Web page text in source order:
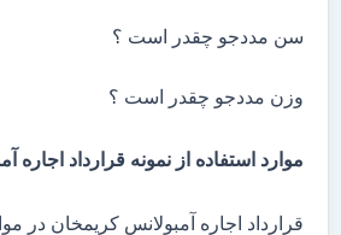
سن مددجو چقدر است ؟
وزن مددجو چقدر است ؟
موارد استفاده از نمونه قرارداد اجاره
قرارداد اجاره آمبولانس کریمخان در